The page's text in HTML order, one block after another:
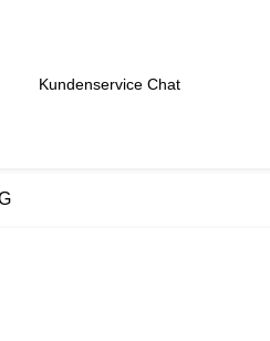
Kundenservice Chat